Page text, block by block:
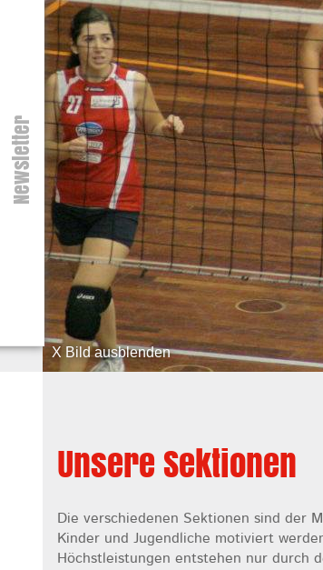
Newsletter
X Bild ausblenden
Unsere Sektionen
Die verschiedenen Sektionen sind der
Kinder und Jugendliche motiviert
Höchstleistungen entstehen nur durch